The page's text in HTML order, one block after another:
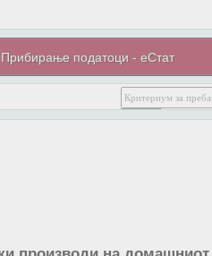
Прибирање податоци - еСтат